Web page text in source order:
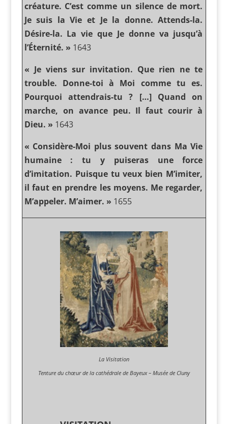
créature. C’est comme un silence de mort.
Je suis la Vie et Je la donne. Attends-la.
Désire-la. La vie que Je donne va jusqu’à
l’Éternité. » 1643
« Je viens sur invitation. Que rien ne te
trouble. Donne-toi à Moi comme tu es.
Pourquoi attendrais-tu ? […] Quand on
marche, on avance peu. Il faut courir à
Dieu. » 1643
« Considère-Moi plus souvent dans Ma Vie
humaine : tu y puiseras une force
d’imitation. Puisque tu veux bien M’imiter,
il faut en prendre les moyens. Me regarder,
M’appeler. M’aimer. » 1655
La Visitation
Tenture du chœur de la cathédrale de Bayeux – Musée de Cluny